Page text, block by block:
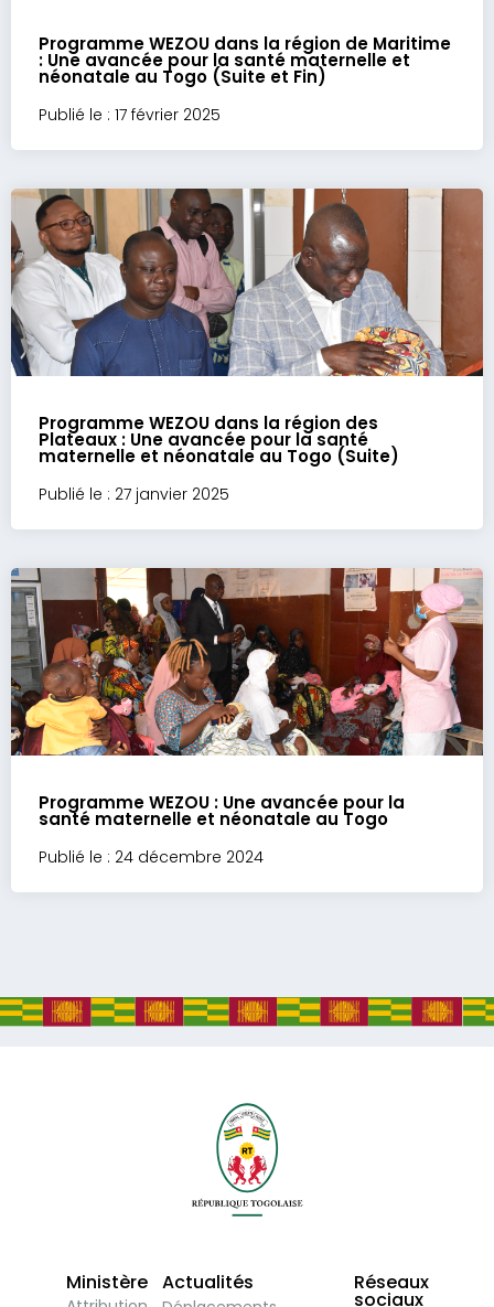
Programme WEZOU dans la région de Maritime
: Une avancée pour la santé maternelle et
néonatale au Togo (Suite et Fin)
Publié le : 17 février 2025
Programme WEZOU dans la région des
Plateaux : Une avancée pour la santé
maternelle et néonatale au Togo (Suite)
Publié le : 27 janvier 2025
Programme WEZOU : Une avancée pour la
santé maternelle et néonatale au Togo
Publié le : 24 décembre 2024
Ministère Actualités Réseaux
sociaux